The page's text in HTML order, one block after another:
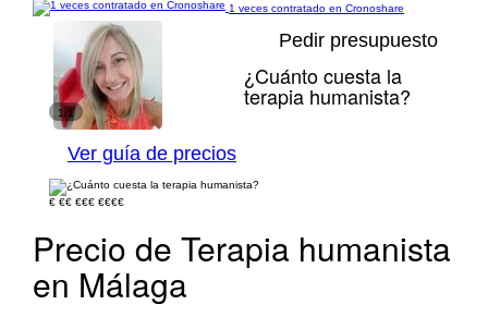
1 veces contratado en Cronoshare
1/1
Pedir presupuesto
¿Cuánto cuesta la
terapia humanista?
Ver guía de precios
€ €€ €€€ €€€€
Precio de Terapia humanista
en Málaga